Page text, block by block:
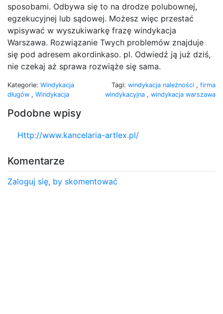
sposobami. Odbywa się to na drodze polubownej,
egzekucyjnej lub sądowej. Możesz więc przestać
wpisywać w wyszukiwarkę frazę windykacja
Warszawa. Rozwiązanie Twych problemów znajduje
się pod adresem akordinkaso. pl. Odwiedź ją już dziś,
nie czekaj aż sprawa rozwiąże się sama.
Kategorie: Windykacja
długów , Windykacja
Tagi: windykacja należności , firma
windykacyjna , windykacja warszawa
Podobne wpisy
Http://www.kancelaria-artlex.pl/
Komentarze
Zaloguj się, by skomentować